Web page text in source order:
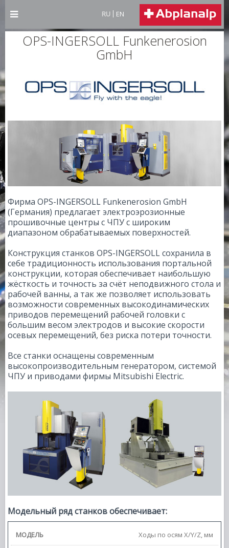
RU EN
OPS-INGERSOLL Funkenerosion
GmbH
Фирма OPS-INGERSOLL Funkenerosion GmbH
(Германия) предлагает электроэрозионные
прошивочные центры с ЧПУ с широким
диапазоном обрабатываемых поверхностей.
Конструкция станков OPS-INGERSOLL сохранила в
себе традиционность использования портальной
конструкции, которая обеспечивает наибольшую
жёсткость и точность за счёт неподвижного стола и
рабочей ванны, а так же позволяет использовать
возможности современных высокодинамических
приводов перемещений рабочей головки с
большим весом электродов и высокие скорости
осевых перемещений, без риска потери точности.
Все станки оснащены современным
высокопроизводительным генератором, системой
ЧПУ и приводами фирмы Mitsubishi Electric.
Модельный ряд станков обеспечивает:
Ходы по осям X/Y/Z, мм